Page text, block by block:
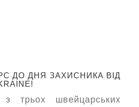
ДО ДНЯ ЗАХИСНИКА ВІД
трьох швейцарських